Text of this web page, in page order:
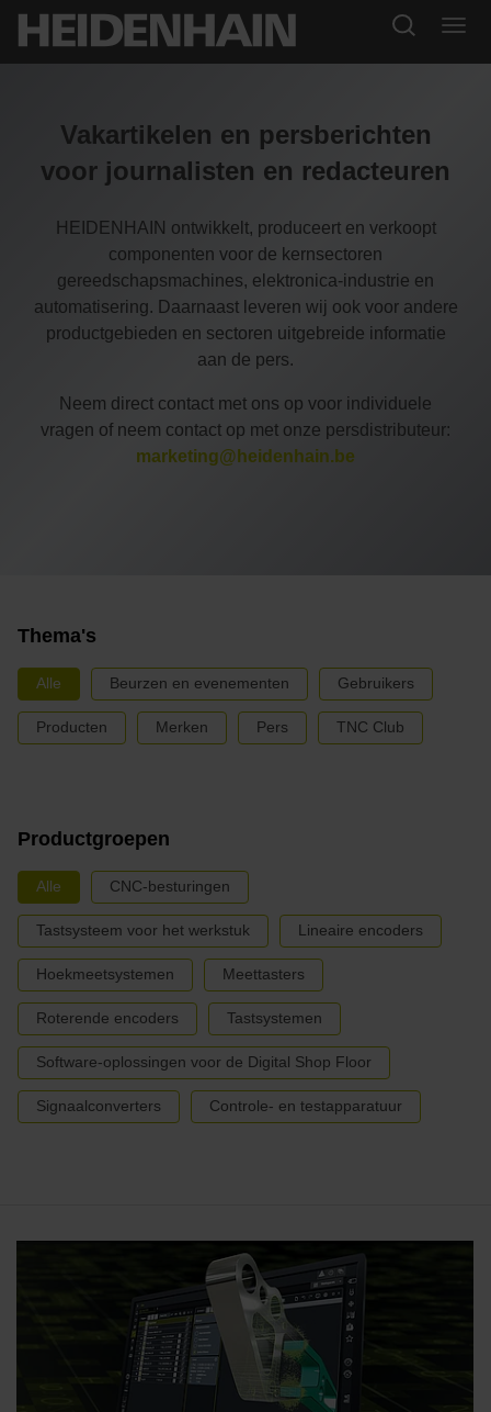
Vakartikelen en persberichten
voor journalisten en redacteuren
HEIDENHAIN ontwikkelt, produceert en verkoopt
componenten voor de kernsectoren
gereedschapsmachines, elektronica-industrie en
automatisering. Daarnaast leveren wij ook voor andere
productgebieden en sectoren uitgebreide informatie
aan de pers.
Neem direct contact met ons op voor individuele
vragen of neem contact op met onze persdistributeur:
marketing@heidenhain.be
Thema's
Alle Beurzen en evenementen Gebruikers
Producten Merken Pers TNC Club
Productgroepen
Alle CNC-besturingen
Tastsysteem voor het werkstuk Lineaire encoders
Hoekmeetsystemen Meettasters
Roterende encoders Tastsystemen
Software-oplossingen voor de Digital Shop Floor
Signaalconverters Controle- en testapparatuur